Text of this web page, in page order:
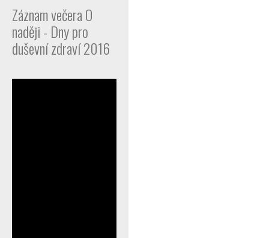
Záznam večera O
naději - Dny pro
duševní zdraví 2016